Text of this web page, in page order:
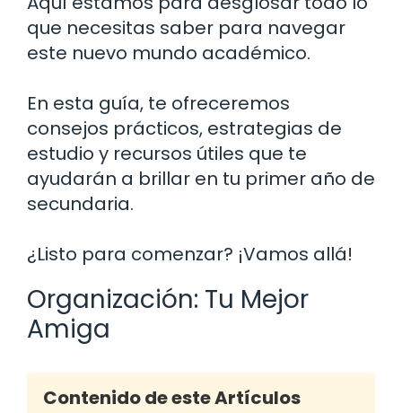
que necesitas saber para navegar
este nuevo mundo académico.
En esta guía, te ofreceremos
consejos prácticos, estrategias de
estudio y recursos útiles que te
ayudarán a brillar en tu primer año de
secundaria.
¿Listo para comenzar? ¡Vamos allá!
Organización: Tu Mejor
Amiga
Contenido de este Artículos